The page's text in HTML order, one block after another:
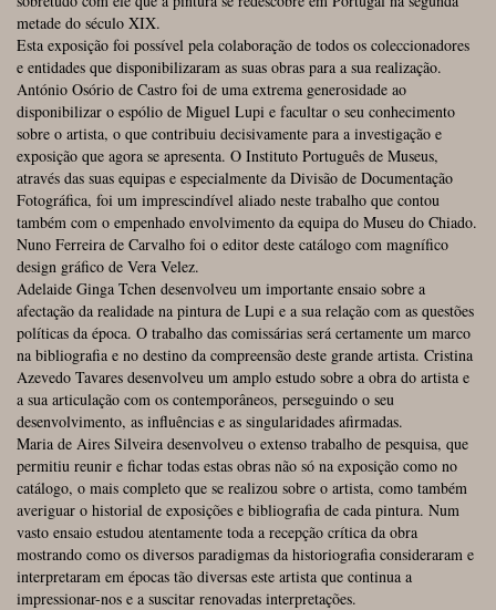
metade do século XIX.
Esta exposição foi possível pela colaboração de todos os coleccionadores
e entidades que disponibilizaram as suas obras para a sua realização.
António Osório de Castro foi de uma extrema generosidade ao
disponibilizar o espólio de Miguel Lupi e facultar o seu conhecimento
sobre o artista, o que contribuiu decisivamente para a investigação e
exposição que agora se apresenta. O Instituto Português de Museus,
através das suas equipas e especialmente da Divisão de Documentação
Fotográfica, foi um imprescindível aliado neste trabalho que contou
também com o empenhado envolvimento da equipa do Museu do Chiado.
Nuno Ferreira de Carvalho foi o editor deste catálogo com magnífico
design gráfico de Vera Velez.
Adelaide Ginga Tchen desenvolveu um importante ensaio sobre a
afectação da realidade na pintura de Lupi e a sua relação com as questões
políticas da época. O trabalho das comissárias será certamente um marco
na bibliografia e no destino da compreensão deste grande artista. Cristina
Azevedo Tavares desenvolveu um amplo estudo sobre a obra do artista e
a sua articulação com os contemporâneos, perseguindo o seu
desenvolvimento, as influências e as singularidades afirmadas.
Maria de Aires Silveira desenvolveu o extenso trabalho de pesquisa, que
permitiu reunir e fichar todas estas obras não só na exposição como no
catálogo, o mais completo que se realizou sobre o artista, como também
averiguar o historial de exposições e bibliografia de cada pintura. Num
vasto ensaio estudou atentamente toda a recepção crítica da obra
mostrando como os diversos paradigmas da historiografia consideraram e
interpretaram em épocas tão diversas este artista que continua a
impressionar-nos e a suscitar renovadas interpretações.